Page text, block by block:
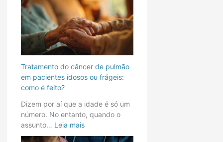
Tratamento do câncer de pulmão
em pacientes idosos ou frágeis:
como é feito?
Dizem por aí que a idade é só um
número. No entanto, quando o
assunto… Leia mais
u
l
m
ã
o
e
m
c
i
e
n
e
s
f
r
á
g
e
i
:
é
p
o
d
o
c
â
n
c
c
o
o